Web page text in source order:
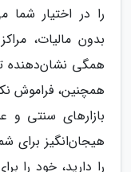
را در اختیار شما
بدون مالیات،
همگی نشان‌دهنده
همچنین، فراموش
بازارهای سنتی و
هیجان‌انگیز برای
را دارید، خود را